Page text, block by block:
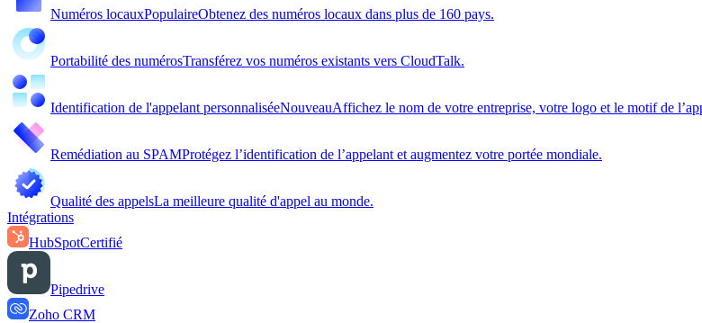
Numéros locauxPopulaireObtenez des numéros locaux dans plus de 160 pays.
Portabilité des numérosTransférez vos numéros existants vers CloudTalk.
Identification de l'appelant personnaliséeNouveauAffichez le nom de votre entreprise, votre logo et le motif de
Remédiation au SPAMProtégez l’identification de l’appelant et augmentez votre portée mondiale.
Qualité des appelsLa meilleure qualité d'appel au monde.
Intégrations
HubSpotCertifié
Pipedrive
Zoho CRM